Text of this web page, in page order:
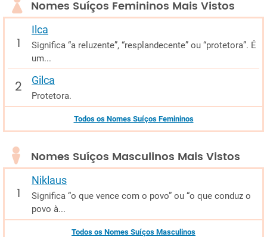
Nomes Suíços Femininos Mais Vistos
Ilca
Significa “a reluzente”, “resplandecente” ou “protetora”. É
um...
Gilca
Protetora.
Todos os Nomes Suíços Femininos
Nomes Suíços Masculinos Mais Vistos
Niklaus
Significa “o que vence com o povo” ou “o que conduz o
povo à...
Todos os Nomes Suíços Masculinos